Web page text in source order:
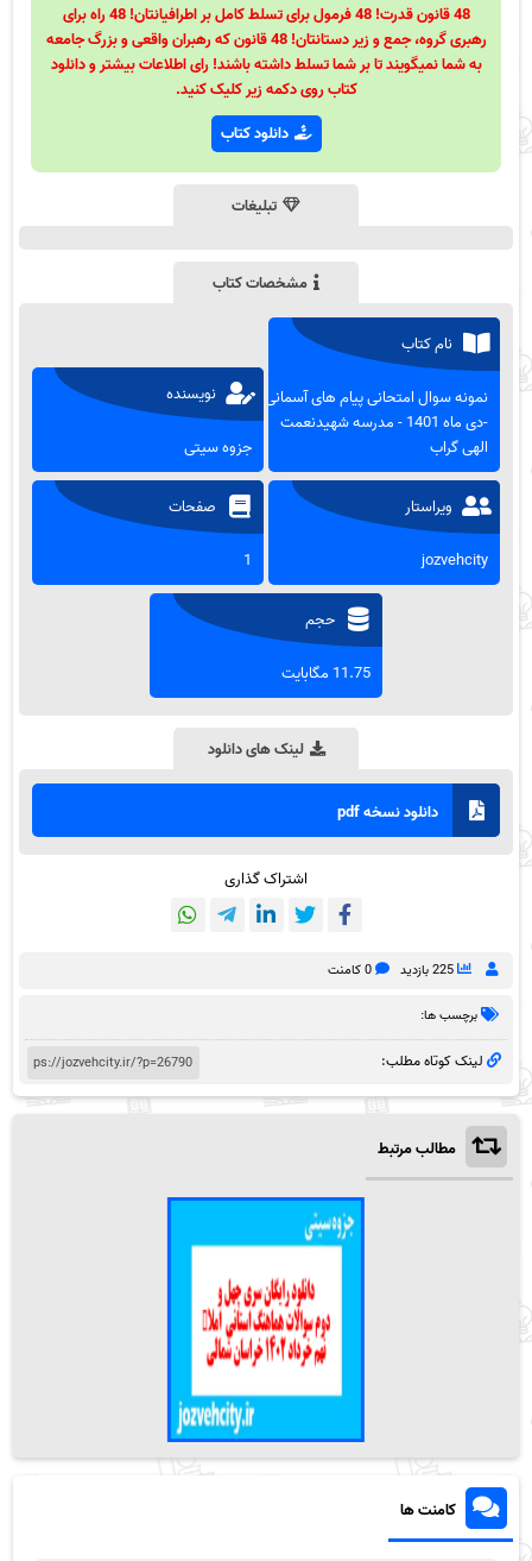
48 قانون قدرت! 48 فرمول برای تسلط کامل بر اطرافیانتان! 48 راه برای
رهبری گروه، جمع و زیر دستانتان! 48 قانون که رهبران واقعی و بزرگ جامعه
به شما نمیگویند تا بر شما تسلط داشته باشند! رای اطلاعات بیشتر و دانلود
کتاب روی دکمه زیر کلیک کنید.
دانلود کتاب
تبلیغات
مشخصات کتاب
نام کتاب
نمونه سوال امتحانی پیام های آسمانی
-دی ماه 1401 - مدرسه شهیدنعمت
الهی گراب
نویسنده
جزوه سیتی
ویراستار
jozvehcity
صفحات
1
حجم
11.75 مگابایت
لینک های دانلود
دانلود نسخه pdf
اشتراک گذاری
225 بازدید 0 کامنت
برچسب ها:
لینک کوتاه مطلب:
مطالب مرتبط
کامنت ها